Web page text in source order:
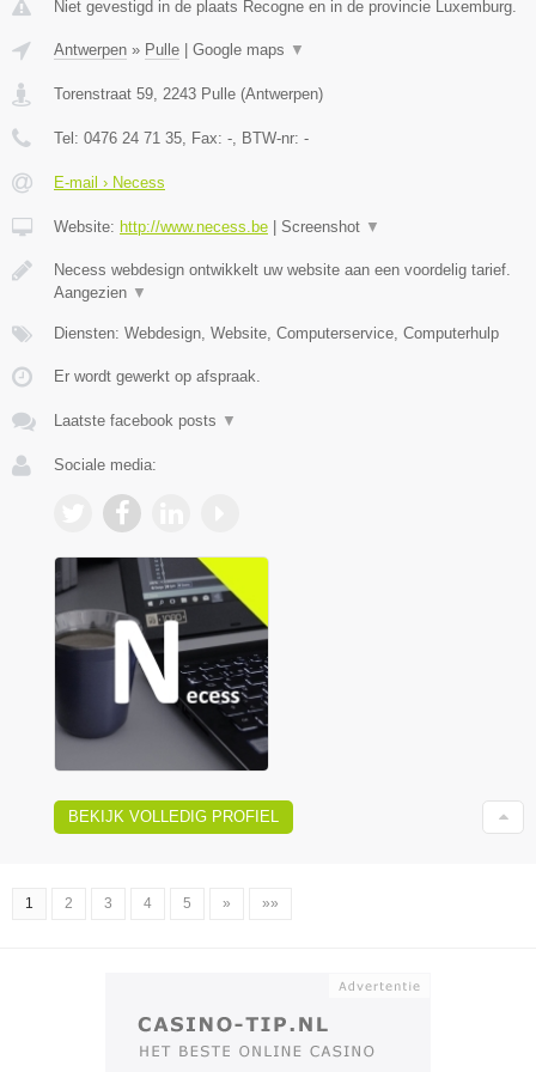
Niet gevestigd in de plaats Recogne en in de provincie Luxemburg.
Antwerpen » Pulle Google maps ▼
Torenstraat 59, 2243 Pulle (Antwerpen)
Tel: 0476 24 71 35, Fax: -, BTW-nr: -
E-mail › Necess
Website: http://www.necess.be Screenshot ▼
Necess webdesign ontwikkelt uw website aan een voordelig tarief.
Aangezien ▼
Diensten: Webdesign, Website, Computerservice, Computerhulp
Er wordt gewerkt op afspraak.
Laatste facebook posts ▼
Sociale media:
BEKIJK VOLLEDIG PROFIEL
1 2 3 4 5 » »»